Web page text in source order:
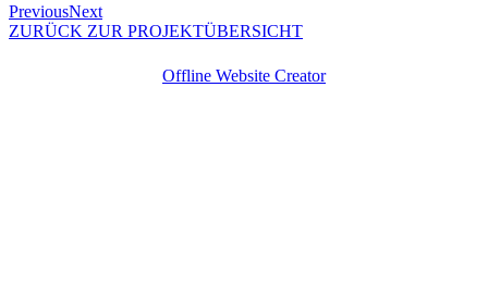
PreviousNext
ZURÜCK ZUR PROJEKTÜBERSICHT
Offline Website Creator